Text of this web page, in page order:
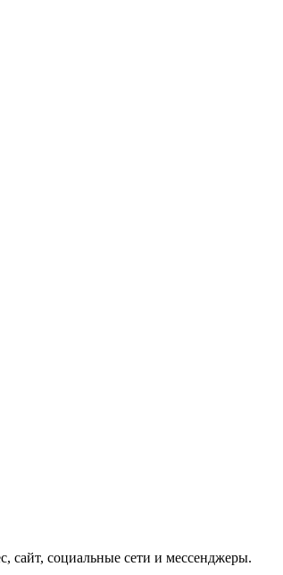
сайт, социальные сети и мессенджеры.